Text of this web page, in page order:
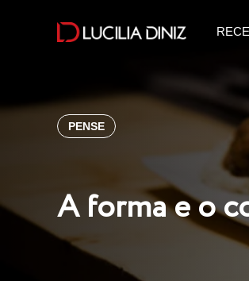
PENSE
A forma e o